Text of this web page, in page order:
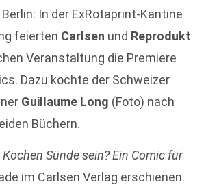
In der ExRotaprint-Kantine
feierten Carlsen und Reprodukt
Veranstaltung die Premiere
Dazu kochte der Schweizer
Guillaume Long (Foto) nach
Büchern.
Sünde sein? Ein Comic für
im Carlsen Verlag erschienen.